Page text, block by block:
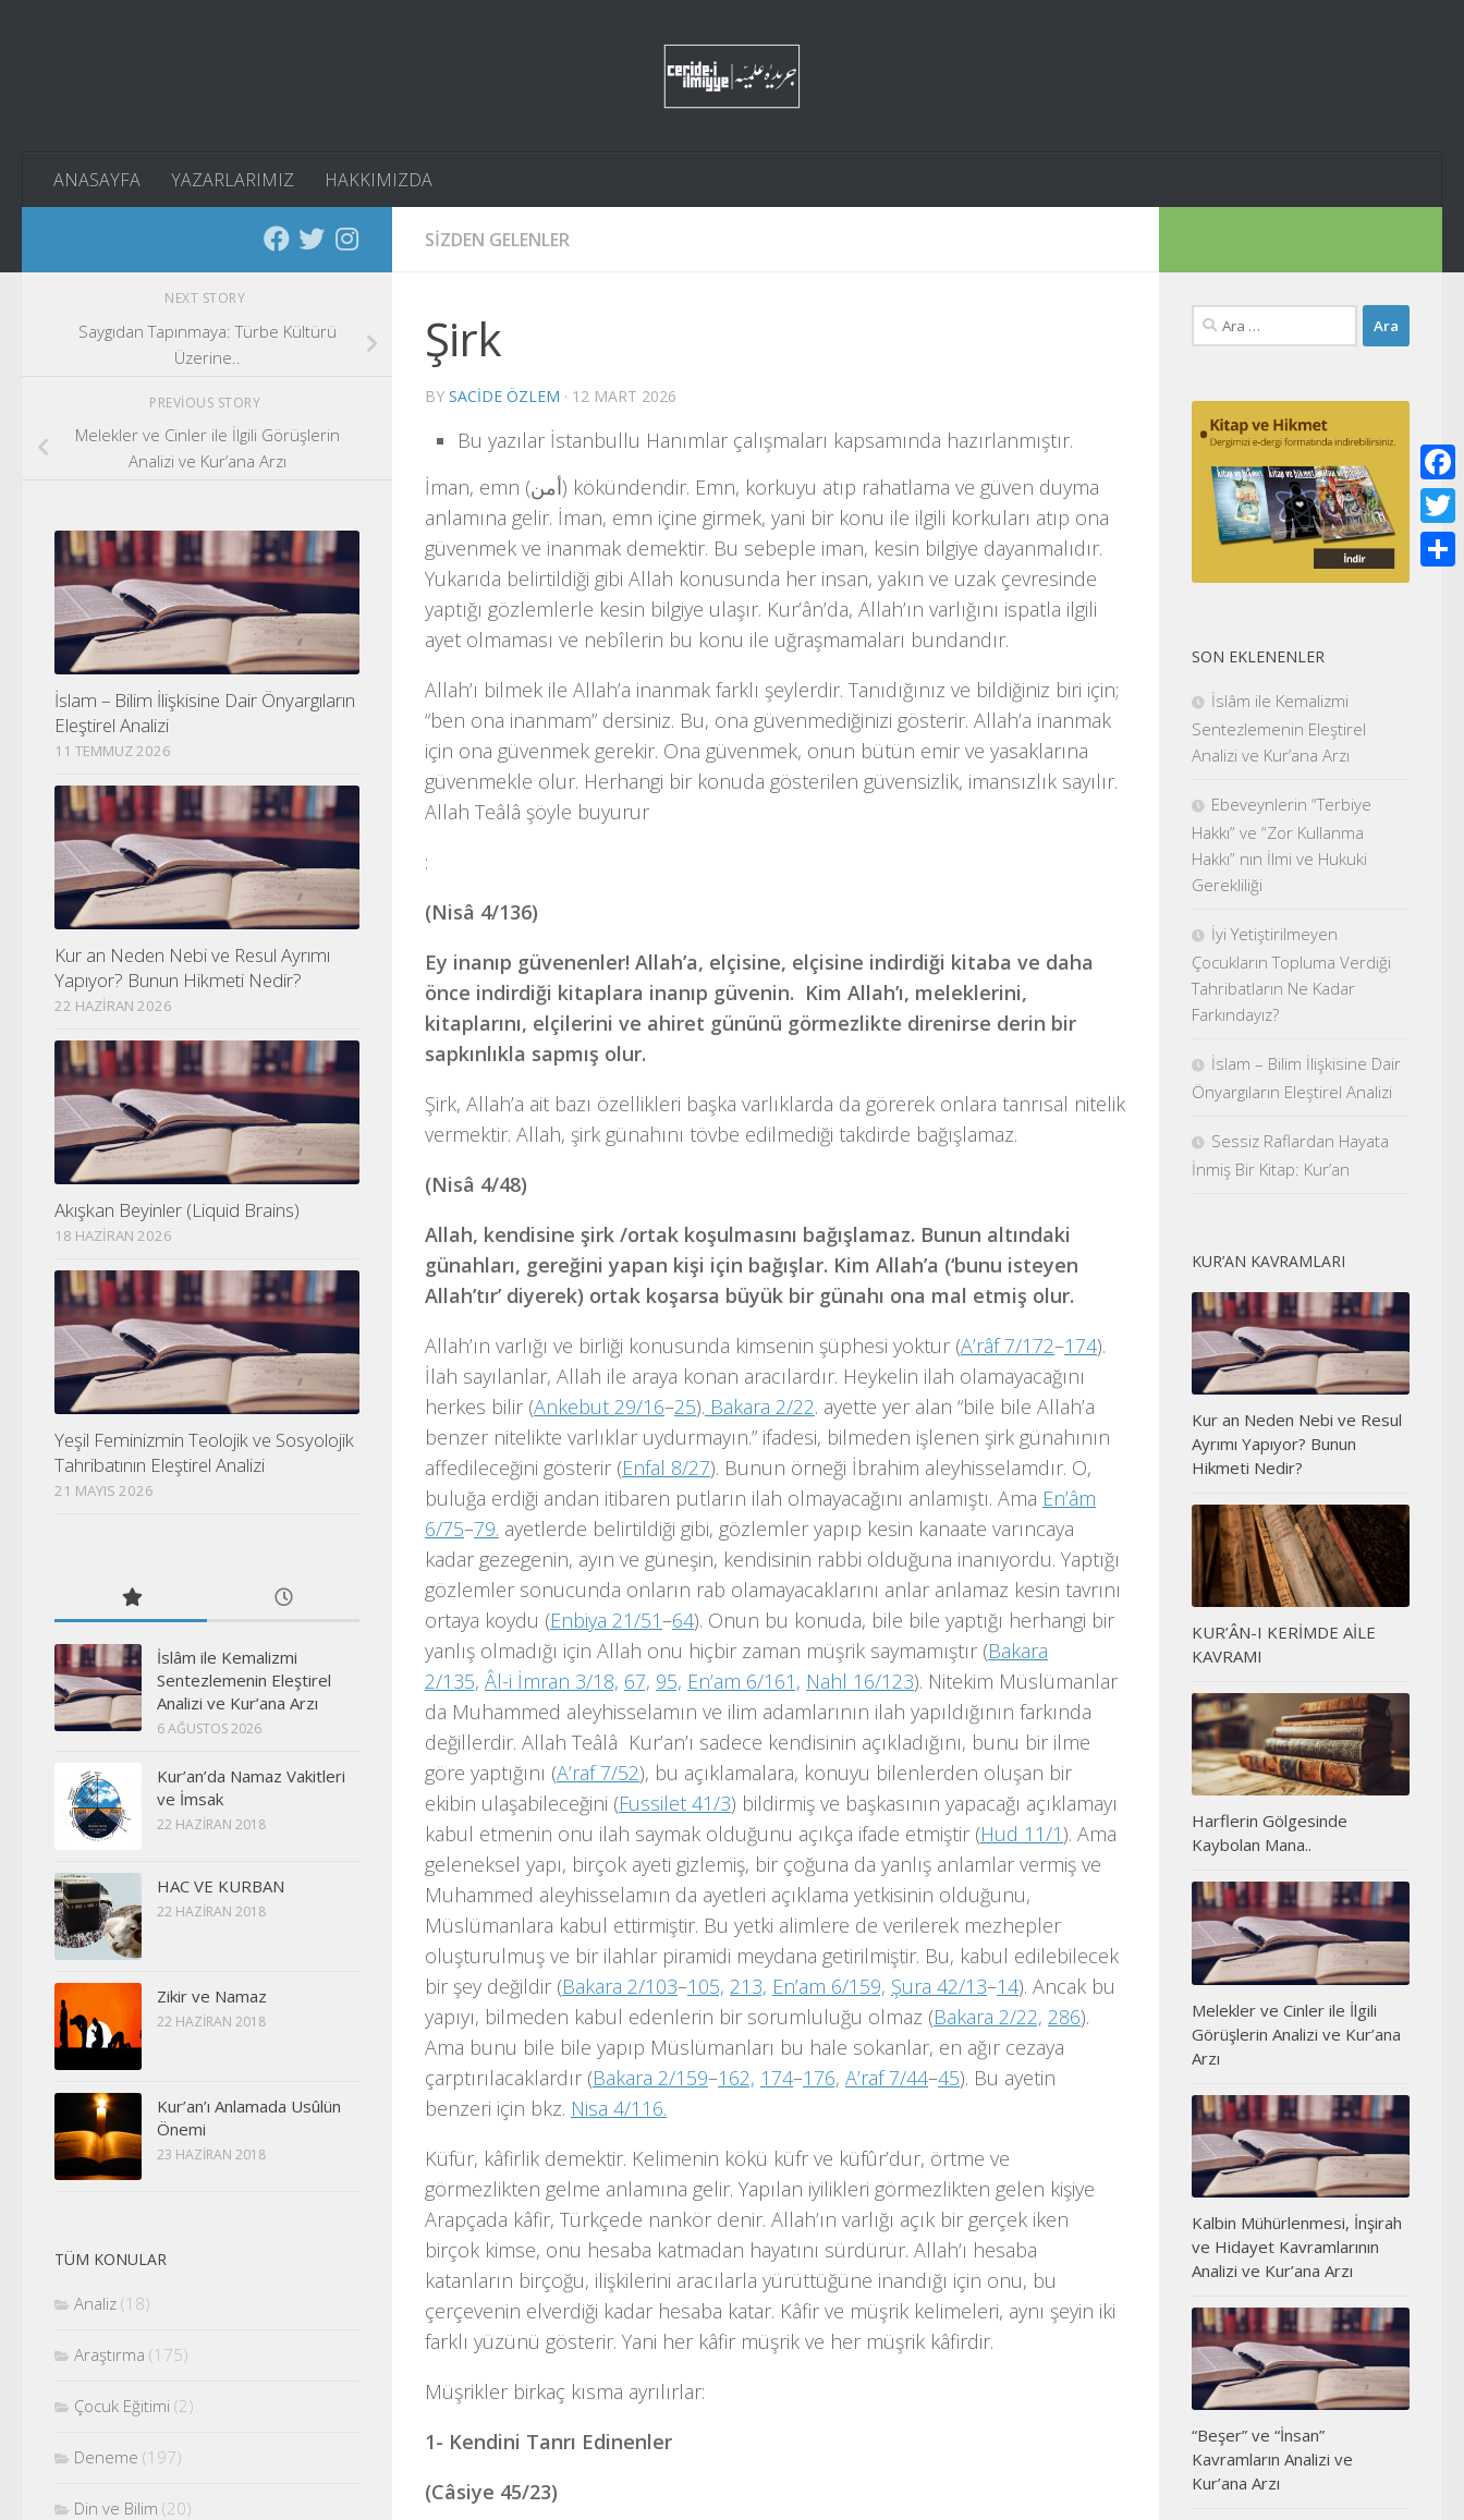
ANASAYFA YAZARLARIMIZ HAKKIMIZDA
SIZDEN GELENLER
Şirk
BY SACIDE ÖZLEM · 12 MART 2026
Bu yazılar İstanbullu Hanımlar çalışmaları kapsamında hazırlanmıştır.
İman, emn (أمن) kökündendir. Emn, korkuyu atıp rahatlama ve güven duyma
anlamına gelir. İman, emn içine girmek, yani bir konu ile ilgili korkuları atıp ona
güvenmek ve inanmak demektir. Bu sebeple iman, kesin bilgiye dayanmalıdır.
Yukarıda belirtildiği gibi Allah konusunda her insan, yakın ve uzak çevresinde
yaptığı gözlemlerle kesin bilgiye ulaşır. Kur’ân’da, Allah’ın varlığını ispatla ilgili
ayet olmaması ve nebîlerin bu konu ile uğraşmamaları bundandır.
Allah’ı bilmek ile Allah’a inanmak farklı şeylerdir. Tanıdığınız ve bildiğiniz biri için;
“ben ona inanmam” dersiniz. Bu, ona güvenmediğinizi gösterir. Allah’a inanmak
için ona güvenmek gerekir. Ona güvenmek, onun bütün emir ve yasaklarına
güvenmekle olur. Herhangi bir konuda gösterilen güvensizlik, imansızlık sayılır.
Allah Teâlâ şöyle buyurur
:
(Nisâ 4/136)
Ey inanıp güvenenler! Allah’a, elçisine, elçisine indirdiği kitaba ve daha
önce indirdiği kitaplara inanıp güvenin. Kim Allah’ı, meleklerini,
kitaplarını, elçilerini ve ahiret gününü görmezlikte direnirse derin bir
sapkınlıkla sapmış olur.
Şirk, Allah’a ait bazı özellikleri başka varlıklarda da görerek onlara tanrısal nitelik
vermektir. Allah, şirk günahını tövbe edilmediği takdirde bağışlamaz.
(Nisâ 4/48)
Allah, kendisine şirk /ortak koşulmasını bağışlamaz. Bunun altındaki
günahları, gereğini yapan kişi için bağışlar. Kim Allah’a (‘bunu isteyen
Allah’tır’ diyerek) ortak koşarsa büyük bir günahı ona mal etmiş olur.
Allah’ın varlığı ve birliği konusunda kimsenin şüphesi yoktur (A’râf 7/172–174).
İlah sayılanlar, Allah ile araya konan aracılardır. Heykelin ilah olamayacağını
herkes bilir (Ankebut 29/16–25). Bakara 2/22. ayette yer alan “bile bile Allah’a
benzer nitelikte varlıklar uydurmayın.” ifadesi, bilmeden işlenen şirk günahının
affedileceğini gösterir (Enfal 8/27). Bunun örneği İbrahim aleyhisselamdır. O,
buluğa erdiği andan itibaren putların ilah olmayacağını anlamıştı. Ama En’âm
6/75–79. ayetlerde belirtildiği gibi, gözlemler yapıp kesin kanaate varıncaya
kadar gezegenin, ayın ve güneşin, kendisinin rabbi olduğuna inanıyordu. Yaptığı
gözlemler sonucunda onların rab olamayacaklarını anlar anlamaz kesin tavrını
ortaya koydu (Enbiya 21/51–64). Onun bu konuda, bile bile yaptığı herhangi bir
yanlış olmadığı için Allah onu hiçbir zaman müşrik saymamıştır (Bakara
2/135, Âl-i İmran 3/18, 67, 95, En’am 6/161, Nahl 16/123). Nitekim Müslümanlar
da Muhammed aleyhisselamın ve ilim adamlarının ilah yapıldığının farkında
değillerdir. Allah Teâlâ Kur’an’ı sadece kendisinin açıkladığını, bunu bir ilme
göre yaptığını (A’raf 7/52), bu açıklamalara, konuyu bilenlerden oluşan bir
ekibin ulaşabileceğini (Fussilet 41/3) bildirmiş ve başkasının yapacağı açıklamayı
kabul etmenin onu ilah saymak olduğunu açıkça ifade etmiştir (Hud 11/1). Ama
geleneksel yapı, birçok ayeti gizlemiş, bir çoğuna da yanlış anlamlar vermiş ve
Muhammed aleyhisselamın da ayetleri açıklama yetkisinin olduğunu,
Müslümanlara kabul ettirmiştir. Bu yetki alimlere de verilerek mezhepler
oluşturulmuş ve bir ilahlar piramidi meydana getirilmiştir. Bu, kabul edilebilecek
bir şey değildir (Bakara 2/103–105, 213, En’am 6/159, Şura 42/13–14). Ancak bu
yapıyı, bilmeden kabul edenlerin bir sorumluluğu olmaz (Bakara 2/22, 286).
Ama bunu bile bile yapıp Müslümanları bu hale sokanlar, en ağır cezaya
çarptırılacaklardır (Bakara 2/159–162, 174–176, A’raf 7/44–45). Bu ayetin
benzeri için bkz. Nisa 4/116.
Küfür, kâfirlik demektir. Kelimenin kökü küfr ve küfûr’dur, örtme ve
görmezlikten gelme anlamına gelir. Yapılan iyilikleri görmezlikten gelen kişiye
Arapçada kâfir, Türkçede nankör denir. Allah’ın varlığı açık bir gerçek iken
birçok kimse, onu hesaba katmadan hayatını sürdürür. Allah’ı hesaba
katanların birçoğu, ilişkilerini aracılarla yürüttüğüne inandığı için onu, bu
çerçevenin elverdiği kadar hesaba katar. Kâfir ve müşrik kelimeleri, aynı şeyin iki
farklı yüzünü gösterir. Yani her kâfir müşrik ve her müşrik kâfirdir.
Müşrikler birkaç kısma ayrılırlar:
1- Kendini Tanrı Edinenler
(Câsiye 45/23)
NEXT STORY
Saygıdan Tapınmaya: Türbe Kültürü
Üzerine..
PREVIOUS STORY
Melekler ve Cinler ile İlgili Görüşlerin
Analizi ve Kur’ana Arzı
İslam – Bilim İlişkisine Dair Önyargıların
Eleştirel Analizi
11 TEMMUZ 2026
Kur an Neden Nebi ve Resul Ayrımı
Yapıyor? Bunun Hikmeti Nedir?
22 HAZIRAN 2026
Akışkan Beyinler (Liquid Brains)
18 HAZIRAN 2026
Yeşil Feminizmin Teolojik ve Sosyolojik
Tahribatının Eleştirel Analizi
21 MAYIS 2026
İslâm ile Kemalizmi
Sentezlemenin Eleştirel
Analizi ve Kur’ana Arzı
6 AĞUSTOS 2026
Kur’an’da Namaz Vakitleri
ve İmsak
22 HAZIRAN 2018
HAC VE KURBAN
22 HAZIRAN 2018
Zikir ve Namaz
22 HAZIRAN 2018
Kur’an’ı Anlamada Usûlün
Önemi
23 HAZIRAN 2018
TÜM KONULAR
Analiz (18)
Araştırma (175)
Çocuk Eğitimi (2)
Deneme (197)
Din ve Bilim (20)
Arama:
SON EKLENENLER
İslâm ile Kemalizmi
Sentezlemenin Eleştirel
Analizi ve Kur’ana Arzı
Ebeveynlerin “Terbiye
Hakkı” ve “Zor Kullanma
Hakkı” nın İlmi ve Hukuki
Gerekliliği
İyi Yetiştirilmeyen
Çocukların Topluma Verdiği
Tahribatların Ne Kadar
Farkındayız?
İslam – Bilim İlişkisine Dair
Önyargıların Eleştirel Analizi
Sessiz Raflardan Hayata
İnmiş Bir Kitap: Kur’an
KUR’AN KAVRAMLARI
Kur an Neden Nebi ve Resul
Ayrımı Yapıyor? Bunun
Hikmeti Nedir?
KUR’ÂN-I KERİMDE AİLE
KAVRAMI
Harflerin Gölgesinde
Kaybolan Mana..
Melekler ve Cinler ile İlgili
Görüşlerin Analizi ve Kur’ana
Arzı
Kalbin Mühürlenmesi, İnşirah
ve Hidayet Kavramlarının
Analizi ve Kur’ana Arzı
“Beşer” ve “İnsan”
Kavramların Analizi ve
Kur’ana Arzı